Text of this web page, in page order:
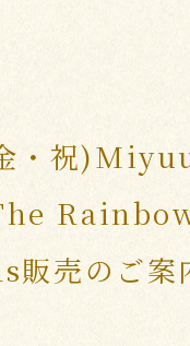
・祝
販売のご案